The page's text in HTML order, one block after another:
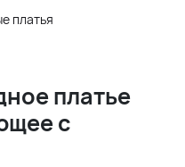
платья
платье
с